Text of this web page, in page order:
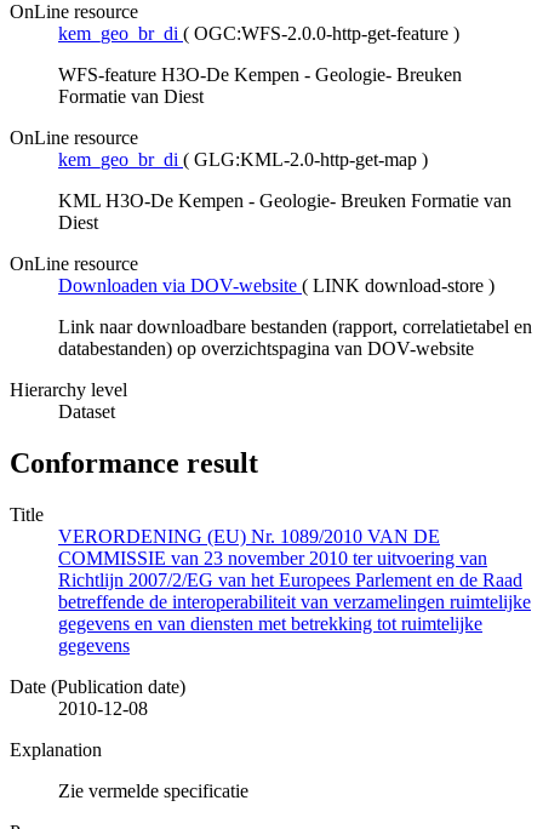
OnLine resource
kem_geo_br_di ( OGC:WFS-2.0.0-http-get-feature )
WFS-feature H3O-De Kempen - Geologie- Breuken
Formatie van Diest
OnLine resource
kem_geo_br_di ( GLG:KML-2.0-http-get-map )
KML H3O-De Kempen - Geologie- Breuken Formatie van
Diest
OnLine resource
Downloaden via DOV-website ( LINK download-store )
Link naar downloadbare bestanden (rapport, correlatietabel en
databestanden) op overzichtspagina van DOV-website
Hierarchy level
Dataset
Conformance result
Title
VERORDENING (EU) Nr. 1089/2010 VAN DE
COMMISSIE van 23 november 2010 ter uitvoering van
Richtlijn 2007/2/EG van het Europees Parlement en de Raad
betreffende de interoperabiliteit van verzamelingen ruimtelijke
gegevens en van diensten met betrekking tot ruimtelijke
gegevens
Date (Publication date)
2010-12-08
Explanation
Zie vermelde specificatie